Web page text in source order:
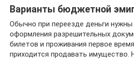
Варианты бюджетной
Обычно при переезде деньги
оформления разрешительных
билетов и проживания первое
приходится продавать имущество.